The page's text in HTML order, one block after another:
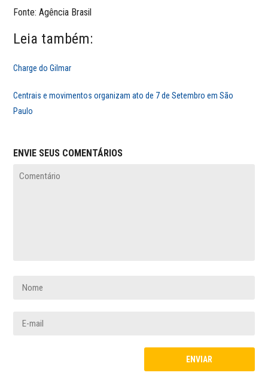
Fonte: Agência Brasil
Leia também:
Charge do Gilmar
Centrais e movimentos organizam ato de 7 de Setembro em São
Paulo
ENVIE SEUS COMENTÁRIOS